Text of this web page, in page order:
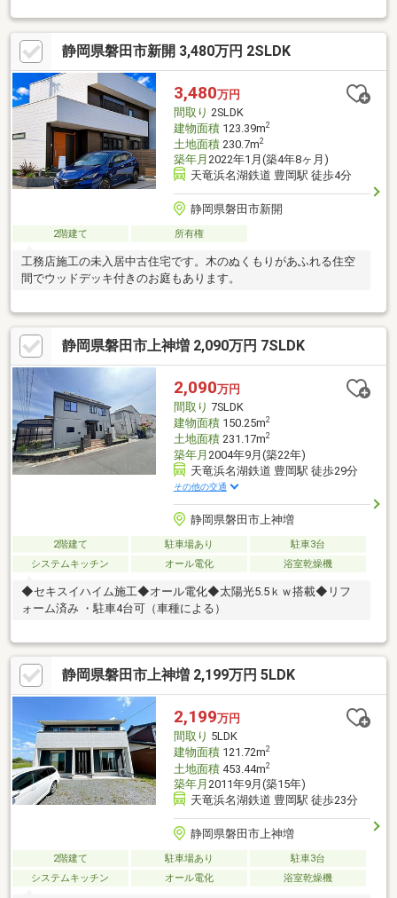
静岡県磐田市新開 3,480万円 2SLDK
3,480万円
間取り 2SLDK
建物面積123.39m2
土地面積230.7m2
築年月 2022年1月(築4年8ヶ月)
天竜浜名湖鉄道 豊岡駅 徒歩4分
静岡県磐田市新開
2階建て 所有権
工務店施工の未入居中古住宅です。木のぬくもりがあふれる住空
間でウッドデッキ付きのお庭もあります。
静岡県磐田市上神増 2,090万円 7SLDK
2,090万円
間取り 7SLDK
建物面積150.25m2
土地面積231.17m2
築年月 2004年9月(築22年)
天竜浜名湖鉄道 豊岡駅 徒歩29分
その他の交通
静岡県磐田市上神増
2階建て 駐車場あり
駐車3台
システムキッチン
オール電化 浴室乾燥機
◆セキスイハイム施工◆オール電化◆太陽光5.5ｋｗ搭載◆リフ
ォーム済み ・駐車4台可（車種による）
静岡県磐田市上神増 2,199万円 5LDK
2,199万円
間取り 5LDK
建物面積121.72m2
土地面積453.44m2
築年月 2011年9月(築15年)
天竜浜名湖鉄道 豊岡駅 徒歩23分
静岡県磐田市上神増
2階建て 駐車場あり
駐車3台
システムキッチン
オール電化 浴室乾燥機